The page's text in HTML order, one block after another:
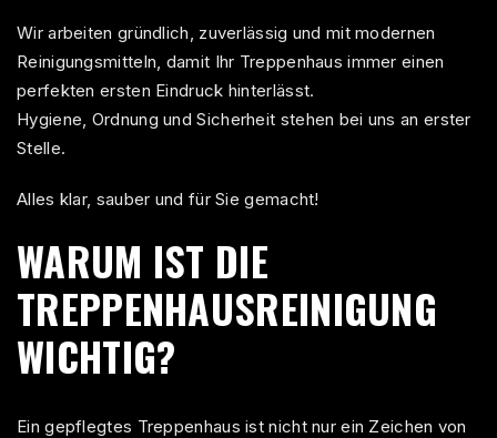
Wir arbeiten gründlich, zuverlässig und mit modernen
Reinigungsmitteln, damit Ihr Treppenhaus immer einen
perfekten ersten Eindruck hinterlässt.
Hygiene, Ordnung und Sicherheit stehen bei uns an erster
Stelle.
Alles klar, sauber und für Sie gemacht!
WARUM IST DIE
TREPPENHAUSREINIGUNG
WICHTIG?
Ein gepflegtes Treppenhaus ist nicht nur ein Zeichen von